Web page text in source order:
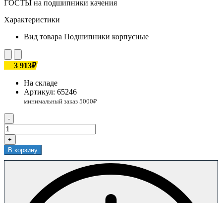
ГОСТЫ на подшипники качения
Характеристики
Вид товара Подшипники корпусные
3 913₽
На складе
Артикул: 65246
-
+
В корзину